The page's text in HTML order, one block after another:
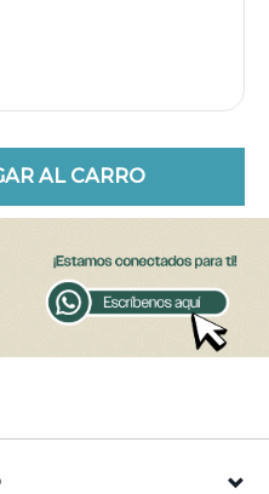
AL CARRO